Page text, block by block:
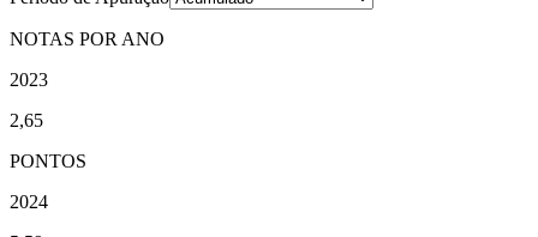
NOTAS POR ANO
2023
2,65
PONTOS
2024